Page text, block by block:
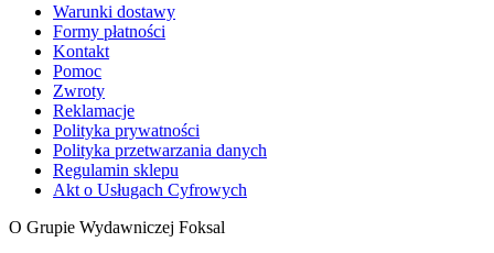
Warunki dostawy
Formy płatności
Kontakt
Pomoc
Zwroty
Reklamacje
Polityka prywatności
Polityka przetwarzania danych
Regulamin sklepu
Akt o Usługach Cyfrowych
O Grupie Wydawniczej Foksal